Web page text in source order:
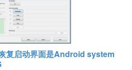
复启动界面是Android system